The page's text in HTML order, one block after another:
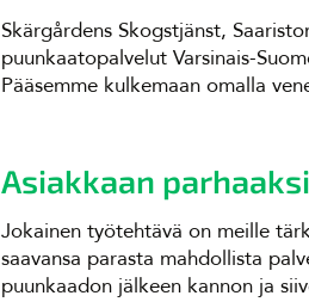
Skärgårdens Skogstjänst,
puunkaatopalvelut Varsinais-
Pääsemme kulkemaan omalla
Asiakkaan parhaaksi
Jokainen työtehtävä on meille
saavansa parasta mahdollista
puunkaadon jälkeen kannon ja